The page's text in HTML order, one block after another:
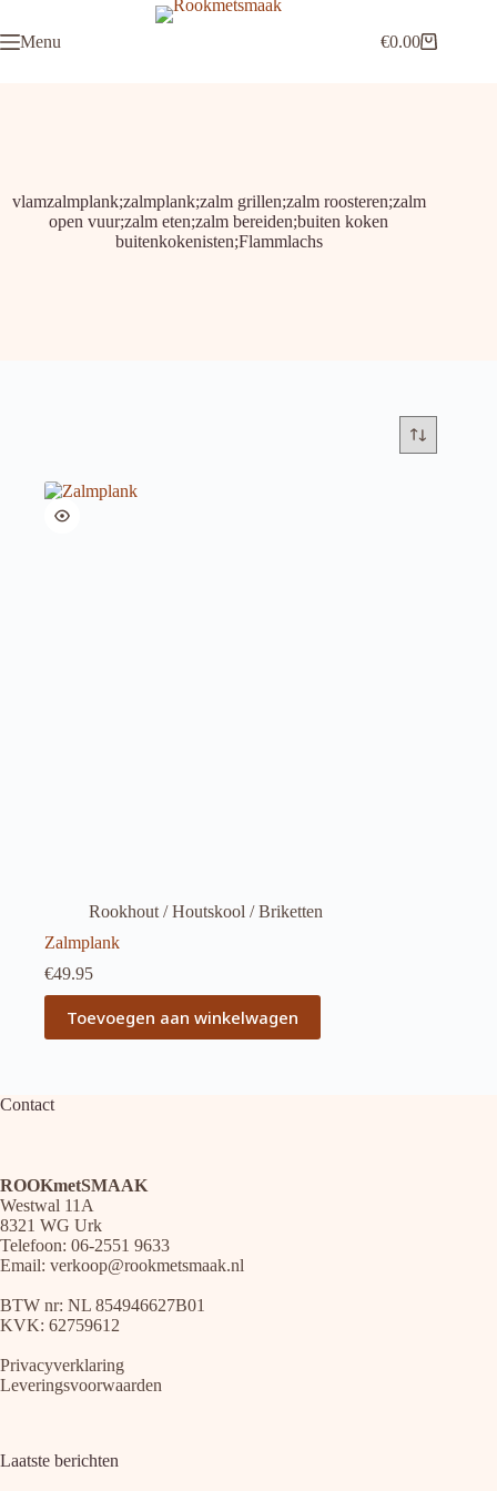
de Menu Winkelwagen
€0.00
vlamzalmplank;zalmplank;zalm grillen;zalm roosteren;zalm
open vuur;zalm eten;zalm bereiden;buiten koken
buitenkokenisten;Flammlachs
Rookhout / Houtskool / Briketten
Zalmplank
€49.95
Toevoegen aan winkelwagen
Contact
ROOKmetSMAAK
Westwal 11A
8321 WG Urk
Telefoon: 06-2551 9633
Email: verkoop@rookmetsmaak.nl
BTW nr: NL 854946627B01
KVK: 62759612
Privacyverklaring
Leveringsvoorwaarden
Laatste berichten